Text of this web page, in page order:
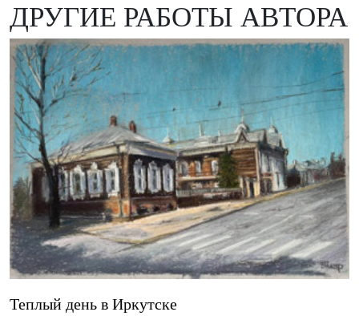
ДРУГИЕ РАБОТЫ АВТОРА
Теплый день в Иркутске